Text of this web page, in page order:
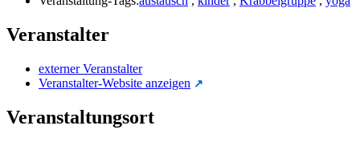
Veranstalter
externer Veranstalter
Veranstalter-Website anzeigen
Veranstaltungsort